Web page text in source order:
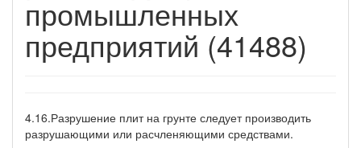
промышленных
предприятий (41488)
4.16.Разрушение плит на грунте следует производить
разрушающими или расчленяющими средствами.